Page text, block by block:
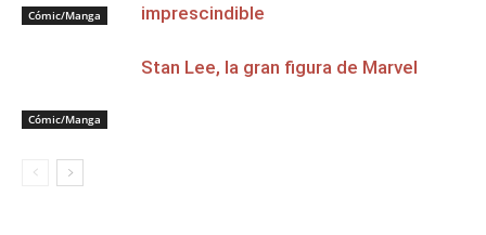
Cómic/Manga
imprescindible
Cómic/Manga
Stan Lee, la gran figura de Marvel